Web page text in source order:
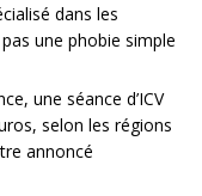
dans les
une phobie simple
une séance d’ICV
selon les régions
annoncé